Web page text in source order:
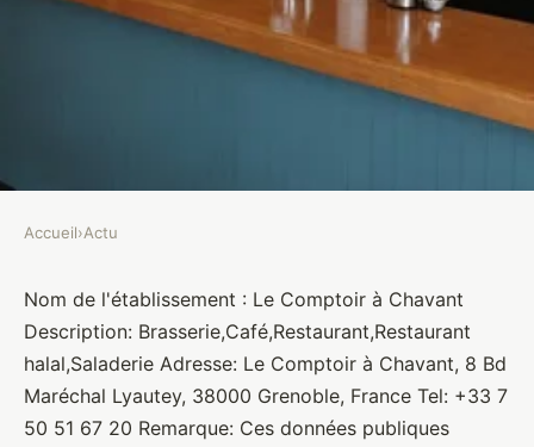
Le Comptoir à Chavant
Brasseurs•10 janvier 2022 •1 min de lecture
Accueil›Actu
Nom de l'établissement : Le Comptoir à Chavant
Description: Brasserie,Café,Restaurant,Restaurant
halal,Saladerie Adresse: Le Comptoir à Chavant, 8 Bd
Maréchal Lyautey, 38000 Grenoble, France Tel: +33 7
50 51 67 20 Remarque: Ces données publiques